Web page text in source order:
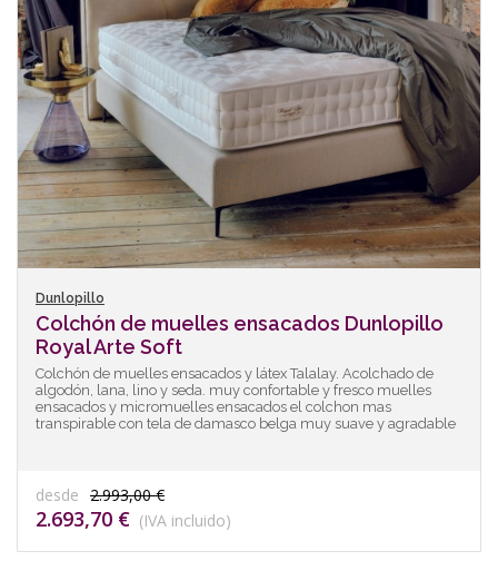
Dunlopillo
Colchón de muelles ensacados Dunlopillo
Royal Arte Soft
Colchón de muelles ensacados y látex Talalay. Acolchado de
algodón, lana, lino y seda. muy confortable y fresco muelles
ensacados y micromuelles ensacados el colchon mas
transpirable con tela de damasco belga muy suave y agradable
desde 2.993,00 €
2.693,70 € (IVA incluido)